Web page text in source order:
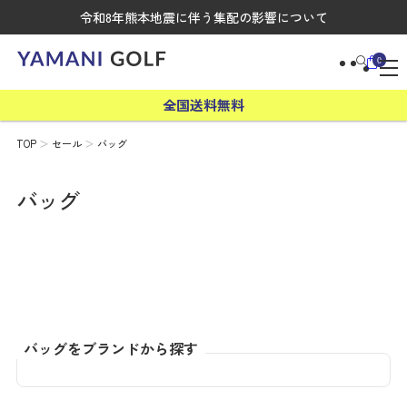
令和8年熊本地震に伴う集配の影響について
0
全国送料無料
TOP セール バッグ
バッグ
バッグをブランドから探す